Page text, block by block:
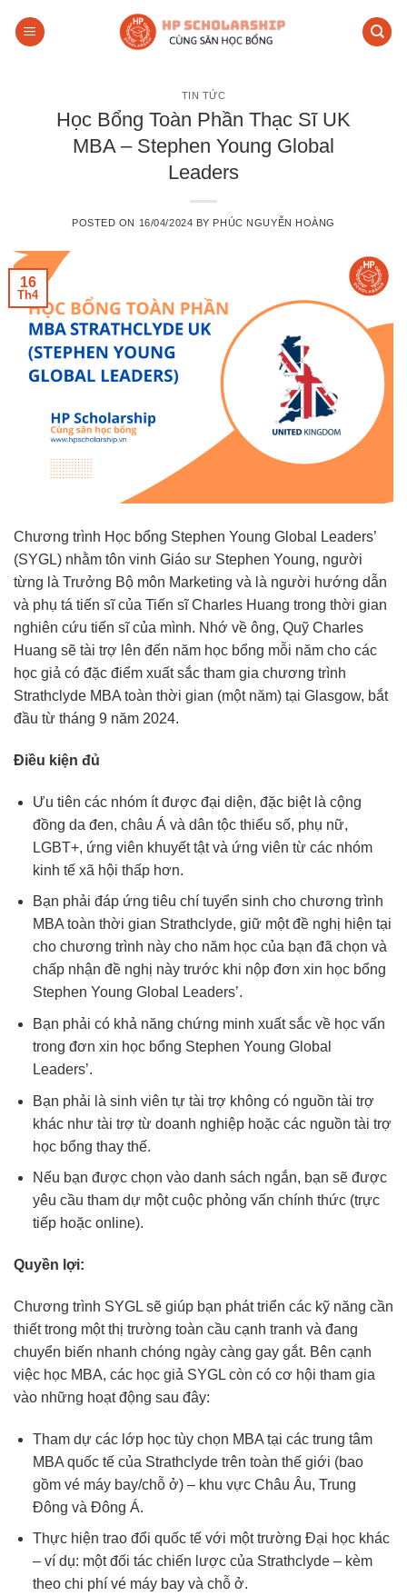
TIN TỨC
Học Bổng Toàn Phần Thạc Sĩ UK
MBA – Stephen Young Global
Leaders
POSTED ON 16/04/2024 BY PHÚC NGUYỄN HOÀNG
16
Th4
Chương trình Học bổng Stephen Young Global Leaders’
(SYGL) nhằm tôn vinh Giáo sư Stephen Young, người
từng là Trưởng Bộ môn Marketing và là người hướng dẫn
và phụ tá tiến sĩ của Tiến sĩ Charles Huang trong thời gian
nghiên cứu tiến sĩ của mình. Nhớ về ông, Quỹ Charles
Huang sẽ tài trợ lên đến năm học bổng mỗi năm cho các
học giả có đặc điểm xuất sắc tham gia chương trình
Strathclyde MBA toàn thời gian (một năm) tại Glasgow, bắt
đầu từ tháng 9 năm 2024.
Điều kiện đủ
Ưu tiên các nhóm ít được đại diện, đặc biệt là cộng
đồng da đen, châu Á và dân tộc thiểu số, phụ nữ,
LGBT+, ứng viên khuyết tật và ứng viên từ các nhóm
kinh tế xã hội thấp hơn.
Bạn phải đáp ứng tiêu chí tuyển sinh cho chương trình
MBA toàn thời gian Strathclyde, giữ một đề nghị hiện tại
cho chương trình này cho năm học của bạn đã chọn và
chấp nhận đề nghị này trước khi nộp đơn xin học bổng
Stephen Young Global Leaders’.
Bạn phải có khả năng chứng minh xuất sắc về học vấn
trong đơn xin học bổng Stephen Young Global
Leaders’.
Bạn phải là sinh viên tự tài trợ không có nguồn tài trợ
khác như tài trợ từ doanh nghiệp hoặc các nguồn tài trợ
học bổng thay thế.
Nếu bạn được chọn vào danh sách ngắn, bạn sẽ được
yêu cầu tham dự một cuộc phỏng vấn chính thức (trực
tiếp hoặc online).
Quyền lợi:
Chương trình SYGL sẽ giúp bạn phát triển các kỹ năng cần
thiết trong một thị trường toàn cầu cạnh tranh và đang
chuyển biến nhanh chóng ngày càng gay gắt. Bên cạnh
việc học MBA, các học giả SYGL còn có cơ hội tham gia
vào những hoạt động sau đây:
Tham dự các lớp học tùy chọn MBA tại các trung tâm
MBA quốc tế của Strathclyde trên toàn thế giới (bao
gồm vé máy bay/chỗ ở) – khu vực Châu Âu, Trung
Đông và Đông Á.
Thực hiện trao đổi quốc tế với một trường Đại học khác
– ví dụ: một đối tác chiến lược của Strathclyde – kèm
theo chi phí vé máy bay và chỗ ở.